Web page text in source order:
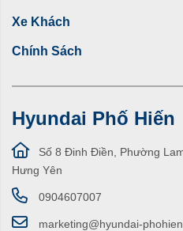
Xe Khách
Chính Sách
Hyundai Phố Hiến
Số 8 Đinh Điền, Phường
Hưng Yên
0904607007
marketing@hyundai-